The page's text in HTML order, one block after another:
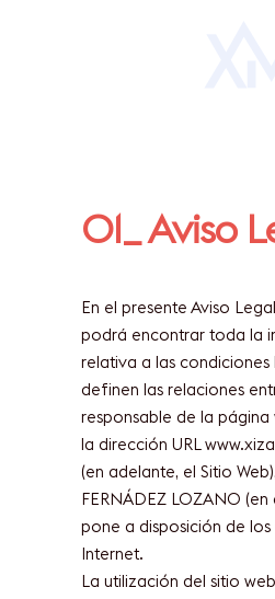
01_ Aviso
En el presente Aviso
podrá encontrar toda la
relativa a las condiciones
definen las relaciones
responsable de la
la dirección URL
(en adelante, el Sitio
FERNÁDEZ LOZANO (en
pone a disposición de los
Internet.
La utilización del sitio